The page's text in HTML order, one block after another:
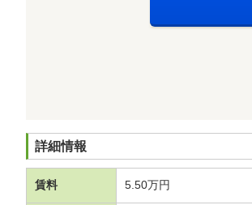
詳細情報
賃料 5.50万円